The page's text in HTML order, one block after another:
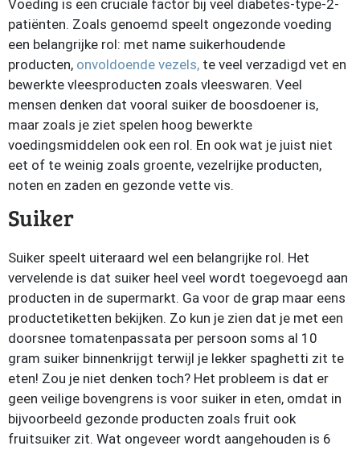
Voeding is een cruciale factor bij veel diabetes-type-2-
patiënten. Zoals genoemd speelt ongezonde voeding
een belangrijke rol: met name suikerhoudende
producten, onvoldoende vezels, te veel verzadigd vet en
bewerkte vleesproducten zoals vleeswaren. Veel
mensen denken dat vooral suiker de boosdoener is,
maar zoals je ziet spelen hoog bewerkte
voedingsmiddelen ook een rol. En ook wat je juist niet
eet of te weinig zoals groente, vezelrijke producten,
noten en zaden en gezonde vette vis.
Suiker
Suiker speelt uiteraard wel een belangrijke rol. Het
vervelende is dat suiker heel veel wordt toegevoegd aan
producten in de supermarkt. Ga voor de grap maar eens
productetiketten bekijken. Zo kun je zien dat je met een
doorsnee tomatenpassata per persoon soms al 10
gram suiker binnenkrijgt terwijl je lekker spaghetti zit te
eten! Zou je niet denken toch? Het probleem is dat er
geen veilige bovengrens is voor suiker in eten, omdat in
bijvoorbeeld gezonde producten zoals fruit ook
fruitsuiker zit. Wat ongeveer wordt aangehouden is 6